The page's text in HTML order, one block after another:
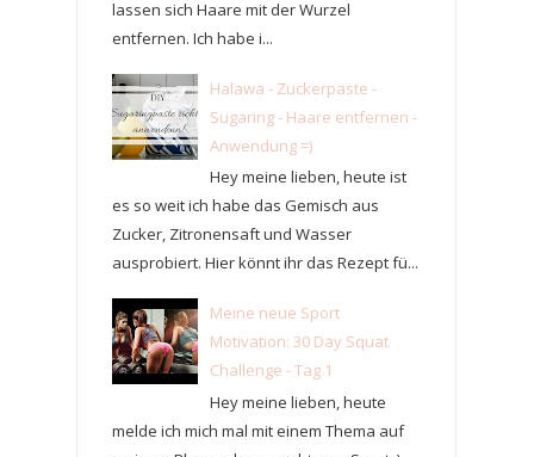
lassen sich Haare mit der Wurzel
entfernen. Ich habe i...
Halawa - Zuckerpaste -
Sugaring - Haare entfernen -
Anwendung =)
Hey meine lieben, heute ist
es so weit ich habe das Gemisch aus
Zucker, Zitronensaft und Wasser
ausprobiert. Hier könnt ihr das Rezept fü...
Meine neue Sport
Motivation: 30 Day Squat
Challenge - Tag 1
Hey meine lieben, heute
melde ich mich mal mit einem Thema auf